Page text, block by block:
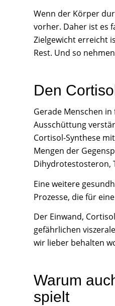
Wenn der Körper
vorher. Daher ist es
Zielgewicht erreicht
Rest. Und so
Den
Gerade Menschen
Ausschüttung
Cortisol-Synthese
Mengen der
Dihydrotestosteron,
Eine weitere
Prozesse, die für
Der Einwand,
gefährlichen
wir lieber behalten
Warum
spielt